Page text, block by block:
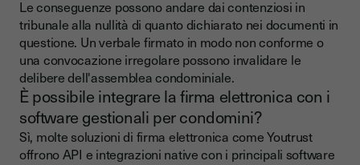
Le conseguenze possono andare dai contenziosi in
tribunale alla nullità di quanto dichiarato nei documenti in
questione. Un verbale firmato in modo non conforme o
una convocazione irregolare possono invalidare le
delibere dell'assemblea condominiale.
È possibile integrare la firma elettronica con i
software gestionali per condomini?
Sì, molte soluzioni di firma elettronica come Youtrust
offrono API e integrazioni native con i principali software